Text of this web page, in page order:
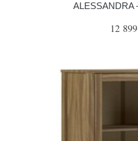
ALESSANDRA
12